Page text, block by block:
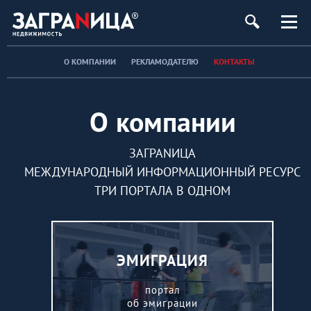
О КОМПАНИИ РЕКЛАМОДАТЕЛЮ КОНТАКТЫ
О компании
ЗАГРАNИЦА
МЕЖДУНАРОДНЫЙ ИНФОРМАЦИОННЫЙ РЕСУРС
ТРИ ПОРТАЛА В ОДНОМ
ЭМИГРАЦИЯ
портал
об эмиграции